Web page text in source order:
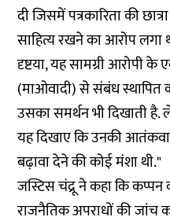
दी जिसमें पत्रकारिता की
साहित्य रखने का आरोप लगा
दृष्टया, यह सामग्री
(माओवादी) से संबंध
उसका समर्थन भी दिखाती है.
यह दिखाए कि उनकी
बढ़ावा देने की कोई मंशा थी."
जस्टिस चंद्रू ने कहा कि
राजनैतिक अपराधों की जांच